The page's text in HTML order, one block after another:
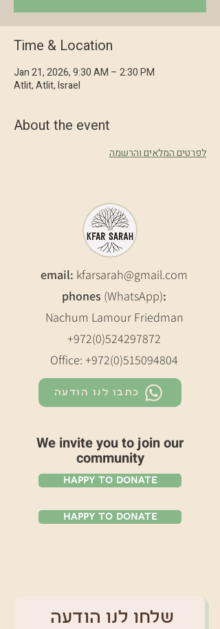
Time & Location
Jan 21, 2026, 9:30 AM – 2:30 PM
Atlit, Atlit, Israel
About the event
לפרטים המלאים והרשמה
email: kfarsarah@gmail.com
phones (WhatsApp):
Nachum Lamour Friedman
+972(0)524297872
Office: +972(0)515094804
כתבו לנו הודעה
We invite you to join our
community
Happy To Donate
Happy To Donate
שלחו לנו הודעה